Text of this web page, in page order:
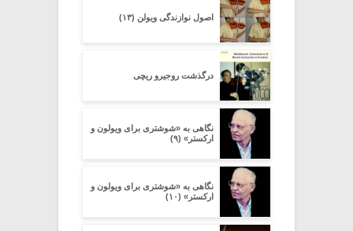
اصول نوازندگی ویولن (۱۳)
درگذشت روجیرو ریچی
نگاهی به «شوشتری برای ویولون و
ارکستر» (۹)
نگاهی به «شوشتری برای ویولون و
ارکستر» (۱۰)